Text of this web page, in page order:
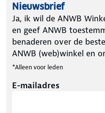
Nieuwsbrief
Ja, ik wil de ANWB
en geef ANWB
benaderen over de
ANWB (web)winkel en
*Alleen voor leden
E-mailadres